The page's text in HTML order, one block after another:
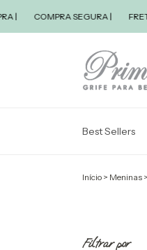
COMPRA SEGURA | FRETE
Best Sellers
Início > Meninas >
Filtrar por